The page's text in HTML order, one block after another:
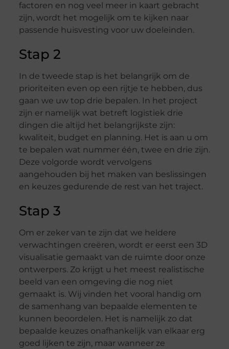
factoren en nog veel meer in kaart gebracht
zijn, wordt het mogelijk om te kijken naar
passende huisvesting voor uw doeleinden.
Stap 2
In de tweede stap is het belangrijk om de
prioriteiten even op een rijtje te hebben, dus
gaan we uw top drie bepalen. In het project
zijn er namelijk wat betreft logistiek drie
dingen die altijd het belangrijkste zijn:
kwaliteit, budget en planning. Het is aan u om
te bepalen wat nummer één, twee en drie zijn.
Deze volgorde wordt vervolgens
aangehouden bij het maken van beslissingen
en keuzes gedurende de rest van het traject.
Stap 3
Om er zeker van te zijn dat we heldere
verwachtingen creëren, wordt er eerst een 3D
visualisatie gemaakt van de ruimte door onze
ontwerpers. Zo krijgt u het meest realistische
beeld van een omgeving die nog niet
gemaakt is. Wij vinden het vooral handig om
de samenhang van bepaalde elementen te
kunnen beoordelen. Het is namelijk zo dat
bepaalde keuzes onafhankelijk van elkaar erg
goed lijken te zijn, maar wanneer ze